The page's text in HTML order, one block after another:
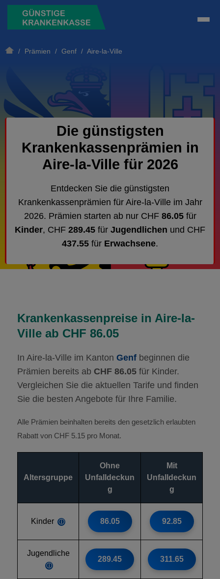
/ Prämien / Genf/ Aire-la-Ville
Die günstigsten
Krankenkassenprämien in
Aire-la-Ville für 2026
Entdecken Sie die günstigsten
Krankenkassenprämien für Aire-la-Ville im Jahr
2026. Prämien starten ab nur CHF 86.05für
Kinder, CHF 289.45 für Jugendlichen und CHF
437.55 für Erwachsene.
Krankenkassenpreise in Aire-la-
Ville ab CHF 86.05
In Aire-la-Ville im Kanton Genf beginnen die
Prämien bereits ab CHF 86.05 für Kinder.
Vergleichen Sie die aktuellen Tarife und finden
Sie die besten Angebote für Ihre Familie.
Alle Prämien beinhalten bereits den gesetzlich erlaubten
Rabatt von CHF 5.15 pro Monat.
Altersgruppe
Ohne
Unfalldeckun
g
Mit
Unfalldeckun
g
Kinder ⓘ 86.05 92.85
Jugendliche
ⓘ
289.45 311.65